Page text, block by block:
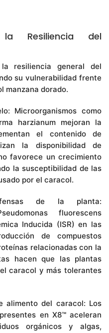
Resiliencia del
resiliencia general del
su vulnerabilidad frente
manzana dorado.
Microorganismos como
harzianum mejoran la
el contenido de
la disponibilidad de
favorece un crecimiento
la susceptibilidad de las
por el caracol.
de la planta:
fluorescens
Inducida (ISR) en las
de compuestos
relacionadas con la
hacen que las plantas
caracol y más tolerantes
alimento del caracol: Los
en X8™ aceleran
orgánicos y algas,